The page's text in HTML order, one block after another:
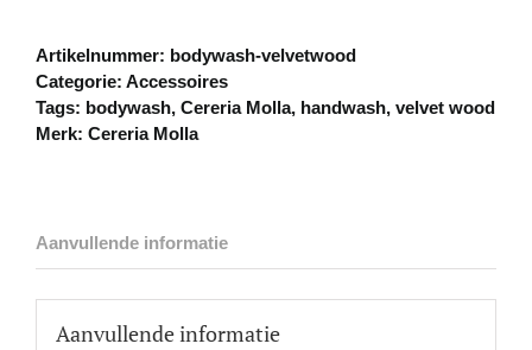
Artikelnummer: bodywash-velvetwood
Categorie: Accessoires
Tags: bodywash, Cereria Molla, handwash, velvet wood
Merk: Cereria Molla
Aanvullende informatie
Aanvullende informatie